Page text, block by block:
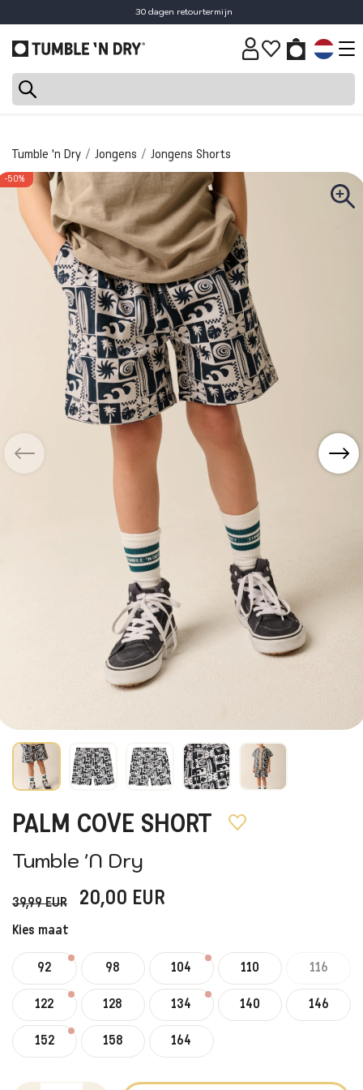
30 dagen retourtermijn
Tumble 'n Dry Jongens Jongens Shorts
-50%
PALM COVE SHORT
Tumble 'N Dry
39,99EUR 20,00 EUR
Kies maat
92 98 104 110 116
122 128 134 140 146
152 158 164